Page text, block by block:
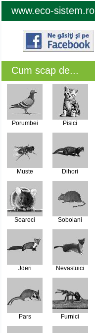
www.eco-sistem.ro
Cum scap de...
Porumbei Pisici
Muste Dihori
Soareci Sobolani
Jderi Nevastuici
Pars Furnici